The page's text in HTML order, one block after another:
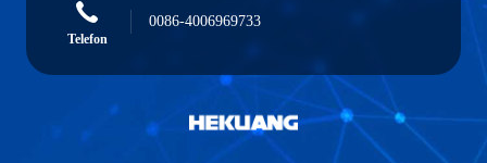
Telefon
0086-4006969733